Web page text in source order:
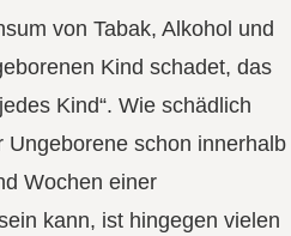
von Tabak, Alkohol und
Kind schadet, das
Kind“. Wie schädlich
Ungeborene schon innerhalb
Wochen einer
kann, ist hingegen vielen